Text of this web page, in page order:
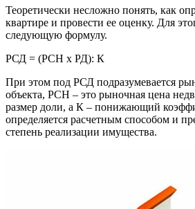
Теоретически несложно понять, как
квартире и провести ее оценку. Для
следующую формулу.
РСД = (РСН х РД): К
При этом под РСД подразумевается
объекта, РСН – это рыночная цена
размер доли, а К – понижающий
определяется расчетным способом и
степень реализации имущества.